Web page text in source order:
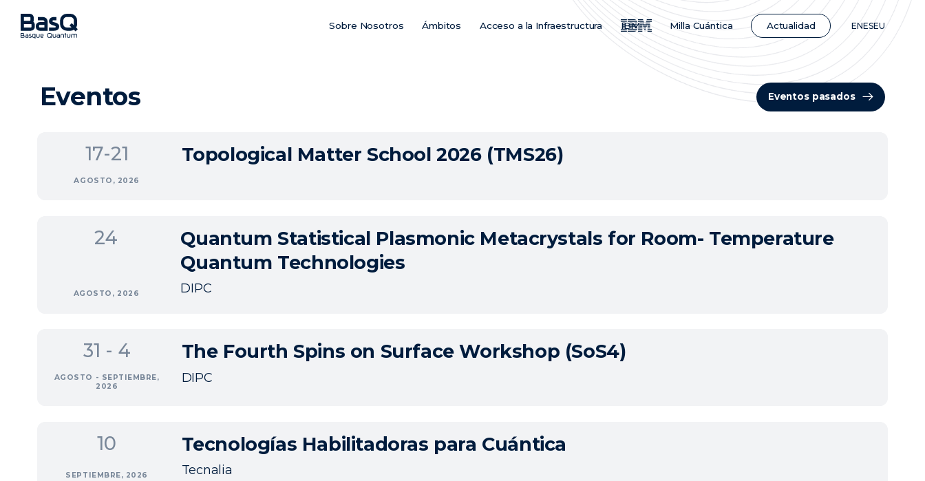
MainSobre Nosotros Ámbitos Acceso a la Infraestructura IBM Milla Cuántica Actualidad ENESEU
Eventos Eventos pasados
17-21
AGOSTO, 2026
Topological Matter School 2026 (TMS26)
24
AGOSTO, 2026
Quantum Statistical Plasmonic Metacrystals for Room- Temperature
Quantum Technologies
DIPC
31 - 4
AGOSTO - SEPTIEMBRE,
2026
The Fourth Spins on Surface Workshop (SoS4)
DIPC
10
SEPTIEMBRE, 2026
Tecnologías Habilitadoras para Cuántica
Tecnalia